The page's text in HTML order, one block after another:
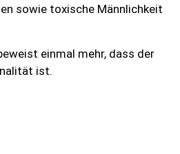
sowie toxische Männlichkeit
einmal mehr, dass der
ist.